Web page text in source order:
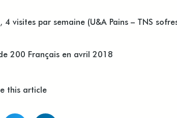
visites par semaine (U&A Pains – TNS
200 Français en avril 2018
this article